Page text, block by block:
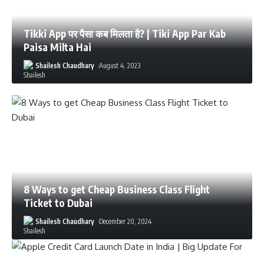
Tikki App पर पैसा कब मिलता है? | Tiki App Par Kab
Paisa Milta Hai
Shailesh Chaudhary August 4, 2023
8 Ways to get Cheap Business Class Flight
Ticket to Dubai
Shailesh Chaudhary December 20, 2024